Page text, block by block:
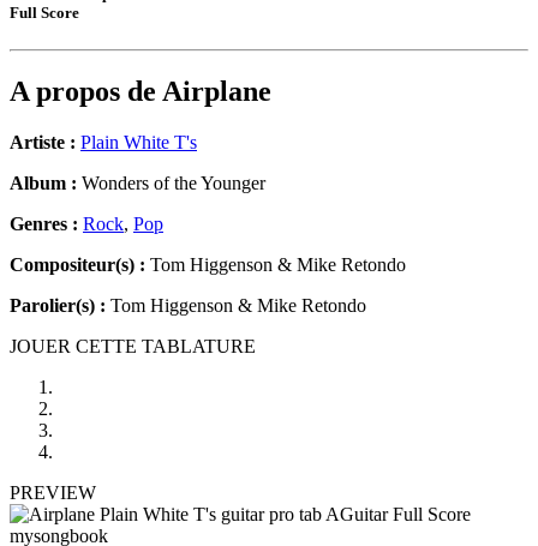
Full Score
A propos de Airplane
Artiste : Plain White T's
Album : Wonders of the Younger
Genres : Rock, Pop
Compositeur(s) : Tom Higgenson & Mike Retondo
Parolier(s) : Tom Higgenson & Mike Retondo
JOUER CETTE TABLATURE
PREVIEW